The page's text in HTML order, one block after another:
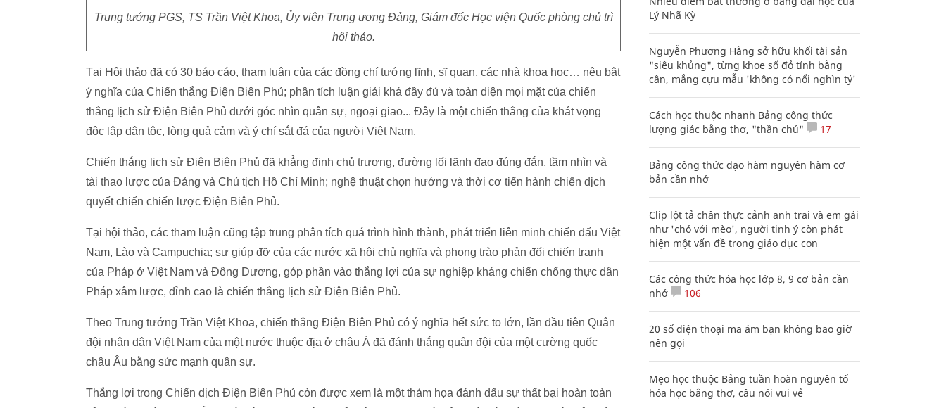
Trung tướng PGS, TS Trần Việt Khoa, Ủy viên Trung ương Đảng, Giám đốc Học viện Quốc phòng chủ trì
hội thảo.
Tại Hội thảo đã có 30 báo cáo, tham luận của các đồng chí tướng lĩnh, sĩ quan, các nhà khoa học… nêu bật
ý nghĩa của Chiến thắng Điện Biên Phủ; phân tích luận giải khá đầy đủ và toàn diện mọi mặt của chiến
thắng lịch sử Điện Biên Phủ dưới góc nhìn quân sự, ngoại giao... Đây là một chiến thắng của khát vọng
độc lập dân tộc, lòng quả cảm và ý chí sắt đá của người Việt Nam.
Chiến thắng lịch sử Điện Biên Phủ đã khẳng định chủ trương, đường lối lãnh đạo đúng đắn, tầm nhìn và
tài thao lược của Đảng và Chủ tịch Hồ Chí Minh; nghệ thuật chọn hướng và thời cơ tiến hành chiến dịch
quyết chiến chiến lược Điện Biên Phủ.
Tại hội thảo, các tham luận cũng tập trung phân tích quá trình hình thành, phát triển liên minh chiến đấu Việt
Nam, Lào và Campuchia; sự giúp đỡ của các nước xã hội chủ nghĩa và phong trào phản đối chiến tranh
của Pháp ở Việt Nam và Đông Dương, góp phần vào thắng lợi của sự nghiệp kháng chiến chống thực dân
Pháp xâm lược, đỉnh cao là chiến thắng lịch sử Điện Biên Phủ.
Theo Trung tướng Trần Việt Khoa, chiến thắng Điện Biên Phủ có ý nghĩa hết sức to lớn, lần đầu tiên Quân
đội nhân dân Việt Nam của một nước thuộc địa ở châu Á đã đánh thắng quân đội của một cường quốc
châu Âu bằng sức mạnh quân sự.
Thắng lợi trong Chiến dịch Điện Biên Phủ còn được xem là một thảm họa đánh dấu sự thất bại hoàn toàn
Lý Nhã Kỳ
Nguyễn Phương Hằng sở hữu khối tài sản
"siêu khủng", từng khoe sổ đỏ tính bằng
cân, mắng cựu mẫu 'không có nổi nghìn tỷ'
Cách học thuộc nhanh Bảng công thức
lượng giác bằng thơ, "thần chú"
17
Bảng công thức đạo hàm nguyên hàm cơ
bản cần nhớ
Clip lột tả chân thực cảnh anh trai và em gái
như 'chó với mèo', người tinh ý còn phát
hiện một vấn đề trong giáo dục con
Các công thức hóa học lớp 8, 9 cơ bản cần
nhớ
106
20 số điện thoại ma ám bạn không bao giờ
nên gọi
Mẹo học thuộc Bảng tuần hoàn nguyên tố
hóa học bằng thơ, câu nói vui vẻ